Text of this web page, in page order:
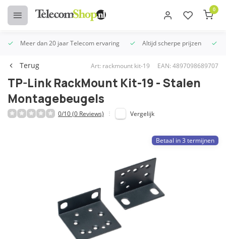
0
Meer dan 20 jaar Telecom ervaring Altijd scherpe prijzen
Terug Art: rackmount kit-19 EAN: 4897098689707
TP-Link RackMount Kit-19 - Stalen
Montagebeugels
0/10 (0 Reviews) Vergelijk
Betaal in 3 termijnen